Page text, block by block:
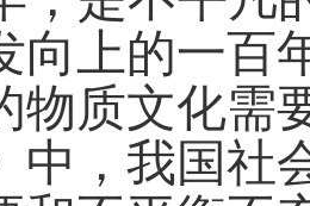
向上的一百
物质文化需
中，我国社